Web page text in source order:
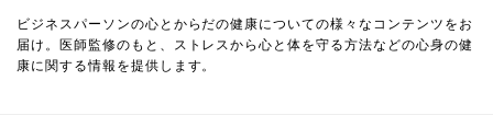
ビジネスパーソンの心とからだの健康についての様々なコンテンツをお
届け。医師監修のもと、ストレスから心と体を守る方法などの心身の健
康に関する情報を提供します。